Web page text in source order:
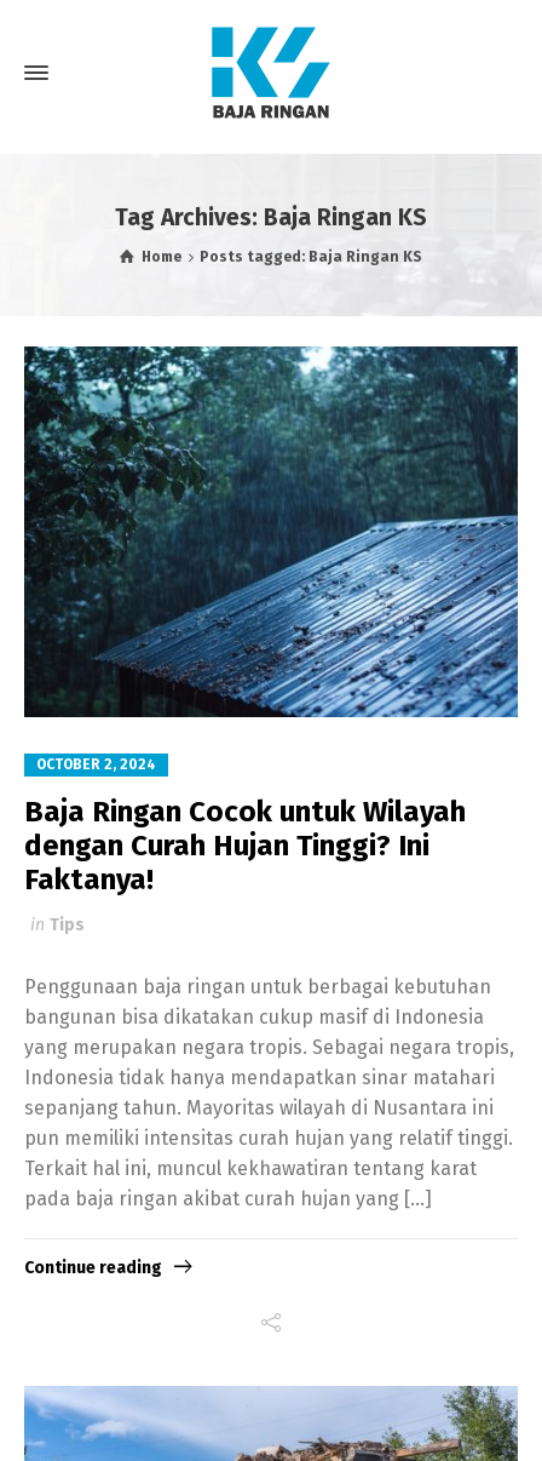
Tag Archives: Baja Ringan KS
Home Posts tagged: Baja Ringan KS
OCTOBER 2, 2024
Baja Ringan Cocok untuk Wilayah
dengan Curah Hujan Tinggi? Ini
Faktanya!
in Tips
Penggunaan baja ringan untuk berbagai kebutuhan
bangunan bisa dikatakan cukup masif di Indonesia
yang merupakan negara tropis. Sebagai negara tropis,
Indonesia tidak hanya mendapatkan sinar matahari
sepanjang tahun. Mayoritas wilayah di Nusantara ini
pun memiliki intensitas curah hujan yang relatif tinggi.
Terkait hal ini, muncul kekhawatiran tentang karat
pada baja ringan akibat curah hujan yang […]
Continue reading